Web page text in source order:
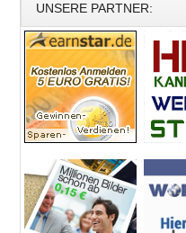
UNSERE PARTNER: